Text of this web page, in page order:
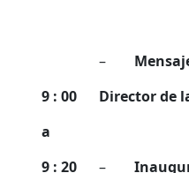
9 : 00
a
9 : 20
–
Director de
–